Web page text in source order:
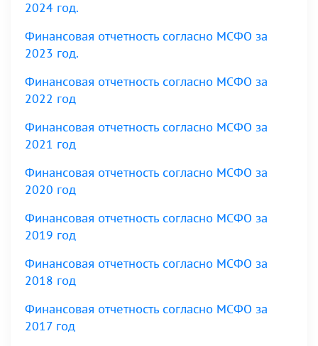
2024 год.
Финансовая отчетность согласно МСФО за
2023 год.
Финансовая отчетность согласно МСФО за
2022 год
Финансовая отчетность согласно МСФО за
2021 год
Финансовая отчетность согласно МСФО за
2020 год
Финансовая отчетность согласно МСФО за
2019 год
Финансовая отчетность согласно МСФО за
2018 год
Финансовая отчетность согласно МСФО за
2017 год